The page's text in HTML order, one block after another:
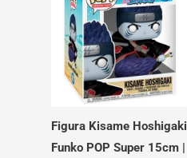
Figura Kisame Hoshigaki
Funko POP Super 15cm |